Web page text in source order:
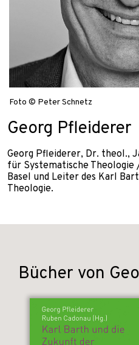
Foto © Peter Schnetz
Georg Pfleiderer
Georg Pfleiderer, Dr. theol.,
für Systematische
Basel und Leiter des Karl
Theologie.
Bücher von